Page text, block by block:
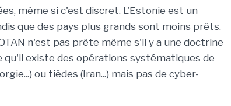
même si c'est discret. L'Estonie est un
que des pays plus grands sont moins prêts.
n'est pas prête même s'il y a une doctrine
qu'il existe des opérations systématiques de
ou tièdes (Iran...) mais pas de cyber-